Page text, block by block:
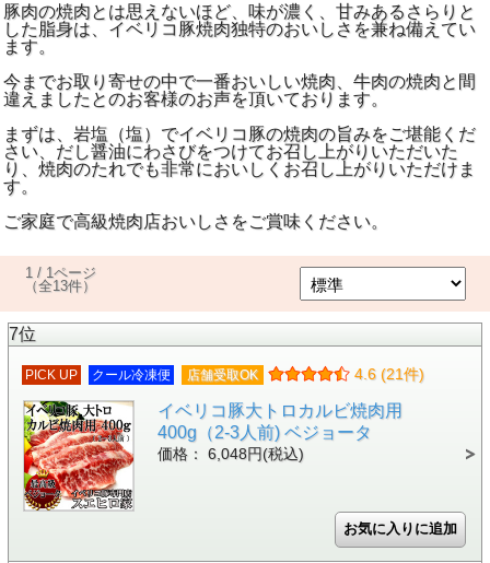
豚肉の焼肉とは思えないほど、味が濃く、甘みあるさらりと
した脂身は、イベリコ豚焼肉独特のおいしさを兼ね備えてい
ます。
今までお取り寄せの中で一番おいしい焼肉、牛肉の焼肉と間
違えましたとのお客様のお声を頂いております。
まずは、岩塩（塩）でイベリコ豚の焼肉の旨みをご堪能くだ
さい、だし醤油にわさびをつけてお召し上がりいただいた
り、焼肉のたれでも非常においしくお召し上がりいただけま
す。
ご家庭で高級焼肉店おいしさをご賞味ください。
1 / 1ページ
（全13件）
7位
PICK UP クール冷凍便 店舗受取OK 4.6 (21件)
イベリコ豚大トロカルビ焼肉用
400g（2-3人前) ベジョータ
価格： 6,048円(税込)